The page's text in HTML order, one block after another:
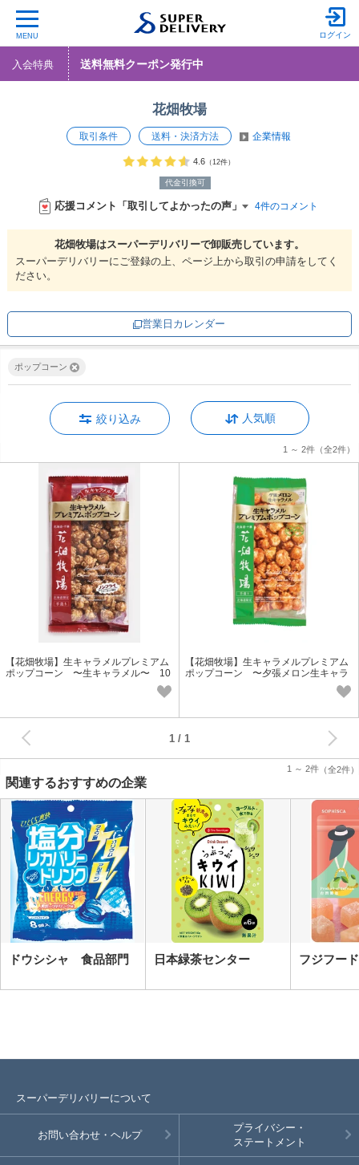
MENU ログイン
入会特典 送料無料クーポン発行中
花畑牧場
取引条件 送料・決済方法 企業情報
代金引換可
4.6 （12件）
応援コメント「取引してよかったの声」 4件のコメント
花畑牧場はスーパーデリバリーで卸販売しています。
スーパーデリバリーにご登録の上、ページ上から取引の申請をしてく
ださい。
営業日カレンダー
ポップコーン
絞り込み 人気順
1 ～ 2件 （全2件）
【花畑牧場】生キャラメルプレミアム
ポップコーン 〜生キャラメル〜 10
【花畑牧場】生キャラメルプレミアム
ポップコーン 〜夕張メロン生キャラ
1 ～ 2件 （全2件）
1
関連するおすすめの企業
ドウシシャ 食品部門 日本緑茶センター フジフー
スーパーデリバリーについて
お問い合わせ・ヘルプ
プライバシー・
ステートメント